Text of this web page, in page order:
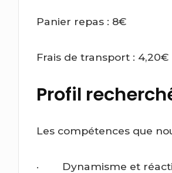
Panier repas : 8€
Frais de transport :
Profil
Les compétences que
· Dynamisme et